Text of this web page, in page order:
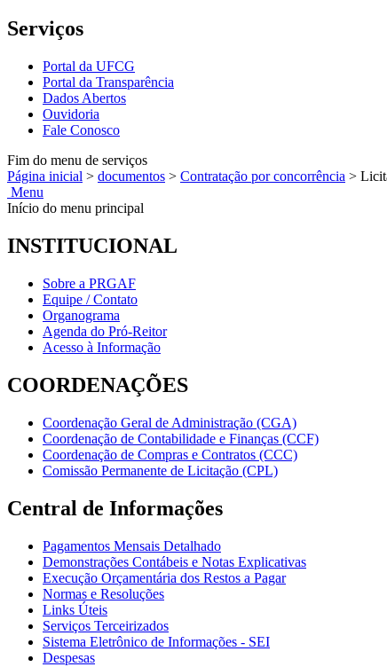
Serviços
Portal da UFCG
Portal da Transparência
Dados Abertos
Ouvidoria
Fale Conosco
Fim do menu de serviços
Página inicial > documentos > Contratação por concorrência >
Menu
Início do menu principal
INSTITUCIONAL
Sobre a PRGAF
Equipe / Contato
Organograma
Agenda do Pró-Reitor
Acesso à Informação
COORDENAÇÕES
Coordenação Geral de Administração (CGA)
Coordenação de Contabilidade e Finanças (CCF)
Coordenação de Compras e Contratos (CCC)
Comissão Permanente de Licitação (CPL)
Central de Informações
Pagamentos Mensais Detalhado
Demonstrações Contábeis e Notas Explicativas
Execução Orçamentária dos Restos a Pagar
Normas e Resoluções
Links Úteis
Serviços Terceirizados
Sistema Eletrônico de Informações - SEI
Despesas